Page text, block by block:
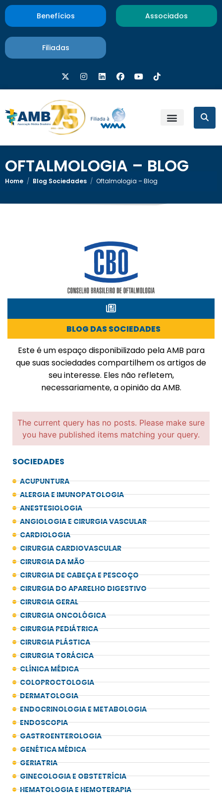
Benefícios Associados
Filiadas
OFTALMOLOGIA – BLOG
Home / Blog Sociedades / Oftalmologia – Blog
BLOG DAS SOCIEDADES
Este é um espaço disponibilizado pela AMB para
que suas sociedades compartilhem os artigos de
seu interesse. Eles não refletem,
necessariamente, a opinião da AMB.
The current query has no posts. Please make sure
you have published items matching your query.
SOCIEDADES
ACUPUNTURA
ALERGIA E IMUNOPATOLOGIA
ANESTESIOLOGIA
ANGIOLOGIA E CIRURGIA VASCULAR
CARDIOLOGIA
CIRURGIA CARDIOVASCULAR
CIRURGIA DA MÃO
CIRURGIA DE CABEÇA E PESCOÇO
CIRURGIA DO APARELHO DIGESTIVO
CIRURGIA GERAL
CIRURGIA ONCOLÓGICA
CIRURGIA PEDIÁTRICA
CIRURGIA PLÁSTICA
CIRURGIA TORÁCICA
CLÍNICA MÉDICA
COLOPROCTOLOGIA
DERMATOLOGIA
ENDOCRINOLOGIA E METABOLOGIA
ENDOSCOPIA
GASTROENTEROLOGIA
GENÉTICA MÉDICA
GERIATRIA
GINECOLOGIA E OBSTETRÍCIA
HEMATOLOGIA E HEMOTERAPIA